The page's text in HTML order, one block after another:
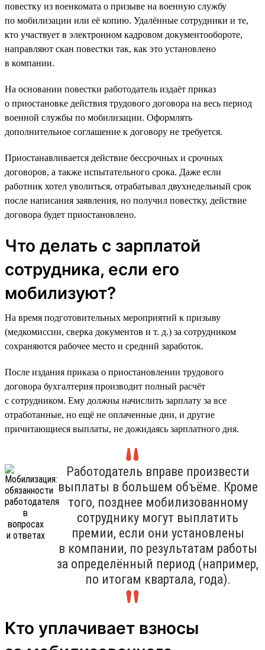
повестку из военкомата о призыве на военную службу
по мобилизации или её копию. Удалённые сотрудники и те,
кто участвует в электронном кадровом документообороте,
направляют скан повестки так, как это установлено
в компании.
На основании повестки работодатель издаёт приказ
о приостановке действия трудового договора на весь период
военной службы по мобилизации. Оформлять
дополнительное соглашение к договору не требуется.
Приостанавливается действие бессрочных и срочных
договоров, а также испытательного срока. Даже если
работник хотел уволиться, отрабатывал двухнедельный срок
после написания заявления, но получил повестку, действие
договора будет приостановлено.
Что делать с зарплатой
сотрудника, если его
мобилизуют?
На время подготовительных мероприятий к призыву
(медкомиссии, сверка документов и т. д.) за сотрудником
сохраняются рабочее место и средний заработок.
После издания приказа о приостановлении трудового
договора бухгалтерия производит полный расчёт
с сотрудником. Ему должны начислить зарплату за все
отработанные, но ещё не оплаченные дни, и другие
причитающиеся выплаты, не дожидаясь зарплатного дня.
Работодатель вправе произвести
выплаты в большем объёме. Кроме
того, позднее мобилизованному
сотруднику могут выплатить
премии, если они установлены
в компании, по результатам работы
за определённый период (например,
по итогам квартала, года).
Кто уплачивает взносы